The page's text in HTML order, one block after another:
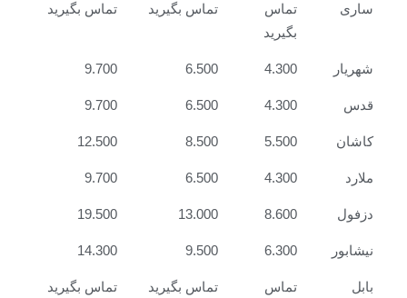
ساری
تماس
بگیرید
تماس بگیرید تماس بگیرید
شهریار 4.300
6.500
9.700
قدس 4.300
6.500
9.700
کاشان 5.500
8.500
12.500
ملارد 4.300
6.500
9.700
دزفول 8.600
13.000
19.500
نیشابور 6.300
9.500
14.300
بابل تماس تماس بگیرید تماس بگیرید